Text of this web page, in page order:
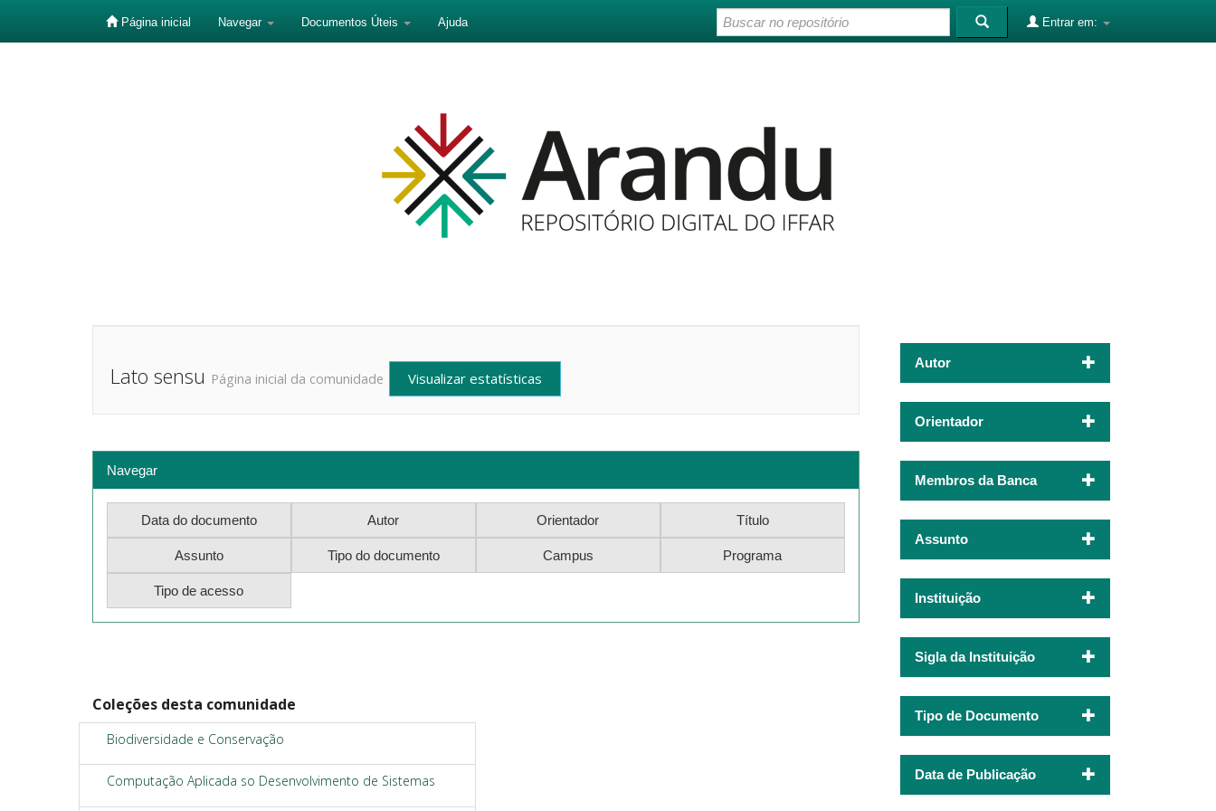
Página inicial Navegar Documentos Úteis Ajuda Entrar em:
Lato sensu Página inicial da comunidade Visualizar estatísticas
Navegar
Coleções desta comunidade
Biodiversidade e Conservação
Computação Aplicada so Desenvolvimento de Sistemas
Autor
Orientador
Membros da Banca
Assunto
Instituição
Sigla da Instituição
Tipo de Documento
Data de Publicação